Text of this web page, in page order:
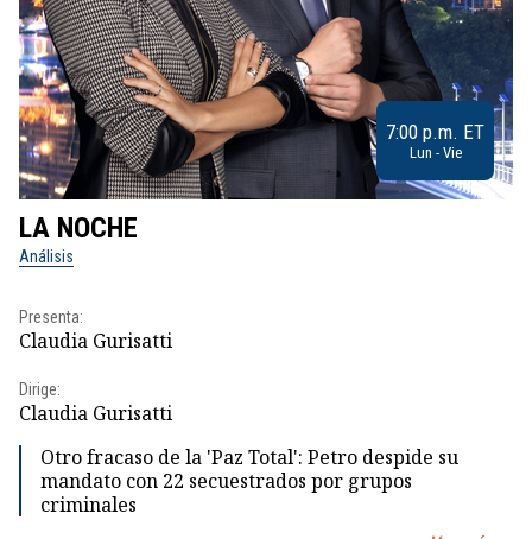
7:00 p.m. ET
Lun - Vie
LA NOCHE
Análisis
Presenta:
Claudia Gurisatti
Dirige:
Claudia Gurisatti
Otro fracaso de la 'Paz Total': Petro despide su
mandato con 22 secuestrados por grupos
criminales